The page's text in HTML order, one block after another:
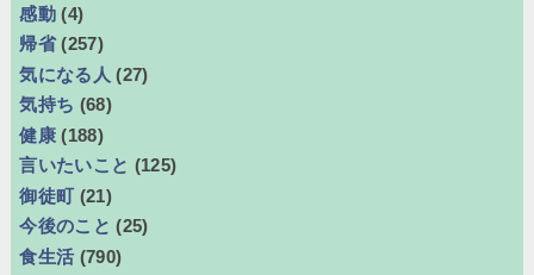
感動 (4)
帰省 (257)
気になる人 (27)
気持ち (68)
健康 (188)
言いたいこと (125)
御徒町 (21)
今後のこと (25)
食生活 (790)